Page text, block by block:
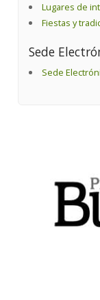
Lugares de
Fiestas y
Sede
Sede